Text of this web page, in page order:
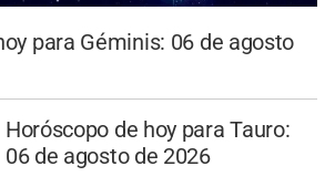
para Géminis: 06 de agosto
Horóscopo de hoy para Tauro:
06 de agosto de 2026